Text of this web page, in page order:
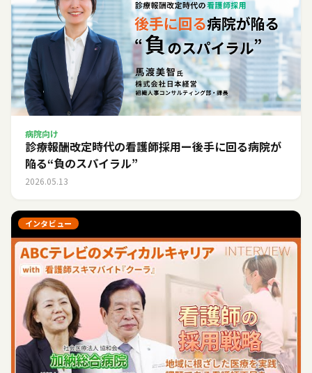
病院向け
診療報酬改定時代の看護師採用ー後手に回る病院が
陥る“負のスパイラル”
2026.05.13
インタビュー